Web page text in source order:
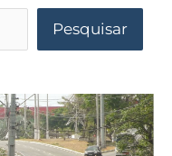
Pesquisar